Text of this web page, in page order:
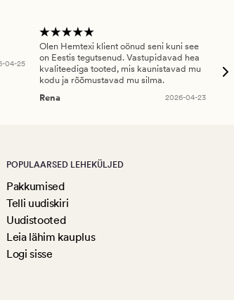
04-25
Olen Hemtexi klient oönud seni kuni see
on Eestis tegutsenud. Vastupidavad hea
kvaliteediga tooted, mis kaunistavad mu
kodu ja rõõmustavad mu silma.
Rena
2026-04-23
POPULAARSED LEHEKÜLJED
Pakkumised
Telli uudiskiri
Uudistooted
Leia lähim kauplus
Logi sisse